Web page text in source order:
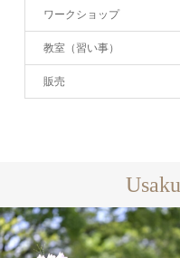
ワークショップ
教室（習い事）
販売